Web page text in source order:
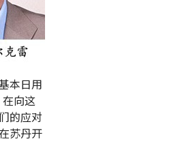
本日用
向这
的应对
苏丹开